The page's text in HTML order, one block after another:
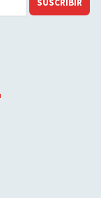
SUSCRIBIR